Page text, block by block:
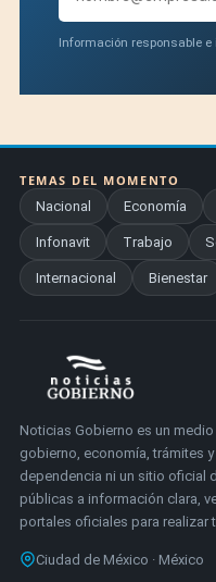
Información responsable e
TEMAS DEL MOMENTO
Nacional
Economía
Infonavit Trabajo
Internacional Bienestar
Noticias Gobierno es un
gobierno, economía, trámites
dependencia ni un sitio oficial
públicas a información clara,
portales oficiales para realizar
Ciudad de México · México